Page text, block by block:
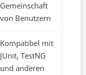
Gemeinschaft
von Benutzern
Kompatibel mit
JUnit, TestNG
und anderen